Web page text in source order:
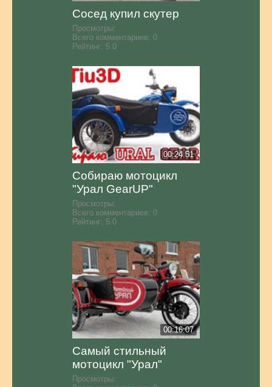
Сосед купил скутер
Просмотры:
Всего комментариев: 0
Рейтинг: 5.0
00:24:51
Собираю мотоцикл
"Урал GearUP"
Просмотры:
Всего комментариев: 0
Рейтинг: 5.0
00:16:07
Самый стильный
мотоцикл "Урал"
Просмотры: